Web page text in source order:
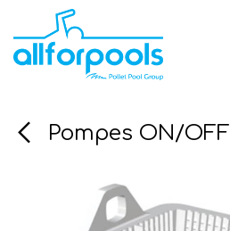
Se rendre au contenu
Pompes ON/OFF